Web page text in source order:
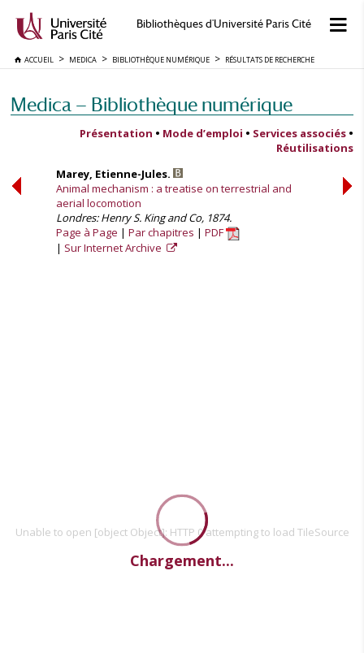
Bibliothèques d'Université Paris Cité
ACCUEIL MEDICA BIBLIOTHÈQUE NUMÉRIQUE RÉSULTATS DE RECHERCHE
Medica — Bibliothèque numérique
Présentation • Mode d’emploi • Services associés •
Réutilisations
Marey, Etienne-Jules.
Animal mechanism : a treatise on terrestrial and
aerial locomotion
Londres: Henry S. King and Co, 1874.
Page à Page
Par chapitres
PDF
Sur Internet Archive
Unable to open [object Object]: HTTP 0 attempting to load TileSource
Chargement...